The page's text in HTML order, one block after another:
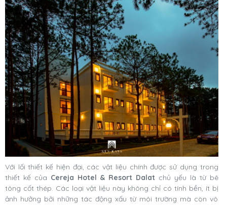
Với lối thiết kế hiện đại, các vật liệu chính được sử dụng trong
thiết kế của Cereja Hotel & Resort Dalat chủ yếu là từ bê
tông cốt thép. Các loại vật liệu này không chỉ có tính bền, ít bị
ảnh hưởng bởi những tác động xấu từ môi trường mà còn vô